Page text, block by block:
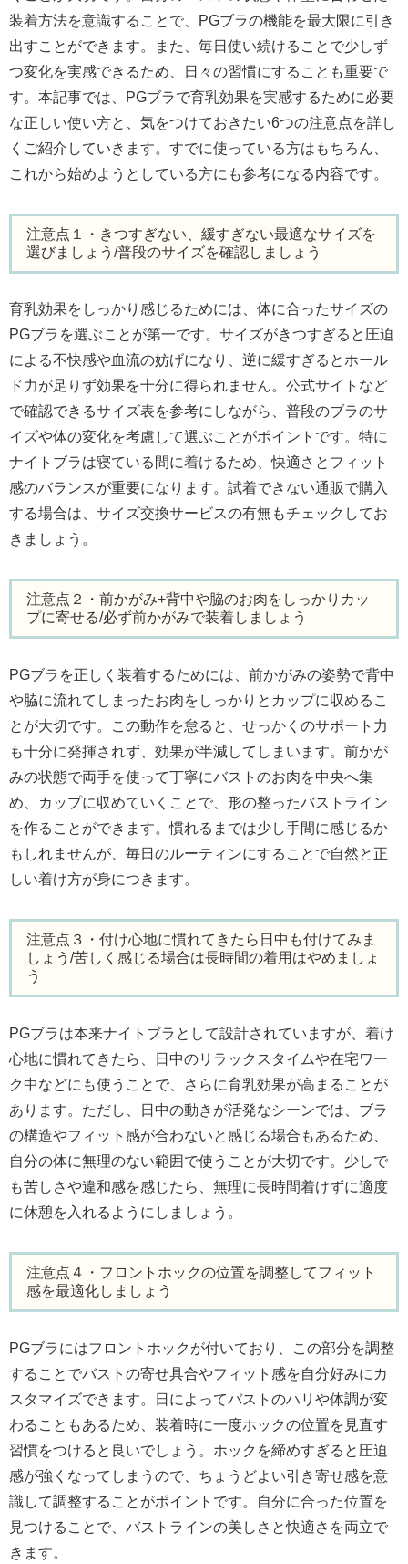
装着方法を意識することで、PGブラの機能を最大限に引き
出すことができます。また、毎日使い続けることで少しず
つ変化を実感できるため、日々の習慣にすることも重要で
す。本記事では、PGブラで育乳効果を実感するために必要
な正しい使い方と、気をつけておきたい6つの注意点を詳し
くご紹介していきます。すでに使っている方はもちろん、
これから始めようとしている方にも参考になる内容です。
注意点１・きつすぎない、緩すぎない最適なサイズを
選びましょう/普段のサイズを確認しましょう
育乳効果をしっかり感じるためには、体に合ったサイズの
PGブラを選ぶことが第一です。サイズがきつすぎると圧迫
による不快感や血流の妨げになり、逆に緩すぎるとホール
ド力が足りず効果を十分に得られません。公式サイトなど
で確認できるサイズ表を参考にしながら、普段のブラのサ
イズや体の変化を考慮して選ぶことがポイントです。特に
ナイトブラは寝ている間に着けるため、快適さとフィット
感のバランスが重要になります。試着できない通販で購入
する場合は、サイズ交換サービスの有無もチェックしてお
きましょう。
注意点２・前かがみ+背中や脇のお肉をしっかりカッ
プに寄せる/必ず前かがみで装着しましょう
PGブラを正しく装着するためには、前かがみの姿勢で背中
や脇に流れてしまったお肉をしっかりとカップに収めるこ
とが大切です。この動作を怠ると、せっかくのサポート力
も十分に発揮されず、効果が半減してしまいます。前かが
みの状態で両手を使って丁寧にバストのお肉を中央へ集
め、カップに収めていくことで、形の整ったバストライン
を作ることができます。慣れるまでは少し手間に感じるか
もしれませんが、毎日のルーティンにすることで自然と正
しい着け方が身につきます。
注意点３・付け心地に慣れてきたら日中も付けてみま
しょう/苦しく感じる場合は長時間の着用はやめましょ
う
PGブラは本来ナイトブラとして設計されていますが、着け
心地に慣れてきたら、日中のリラックスタイムや在宅ワー
ク中などにも使うことで、さらに育乳効果が高まることが
あります。ただし、日中の動きが活発なシーンでは、ブラ
の構造やフィット感が合わないと感じる場合もあるため、
自分の体に無理のない範囲で使うことが大切です。少しで
も苦しさや違和感を感じたら、無理に長時間着けずに適度
に休憩を入れるようにしましょう。
注意点４・フロントホックの位置を調整してフィット
感を最適化しましょう
PGブラにはフロントホックが付いており、この部分を調整
することでバストの寄せ具合やフィット感を自分好みにカ
スタマイズできます。日によってバストのハリや体調が変
わることもあるため、装着時に一度ホックの位置を見直す
習慣をつけると良いでしょう。ホックを締めすぎると圧迫
感が強くなってしまうので、ちょうどよい引き寄せ感を意
識して調整することがポイントです。自分に合った位置を
見つけることで、バストラインの美しさと快適さを両立で
きます。